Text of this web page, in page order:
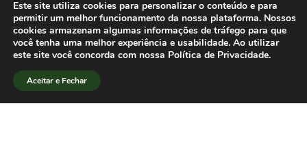
momento de punição, e sim de debate
teórico. Por isso, estamos solicitando
que pareceres de eventuais recusas
sejam elaborados de forma rigorosa e
construtiva.”[/lang_pt]
Este site utiliza cookies para personalizar o conteúdo e para
permitir um melhor funcionamento da nossa plataforma. Nossos
cookies armazenam algumas informações de tráfego para que
você tenha uma melhor experiência e usabilidade. Ao utilizar
este site você concorda com nossa Política de Privacidade.
Aceitar e Fechar